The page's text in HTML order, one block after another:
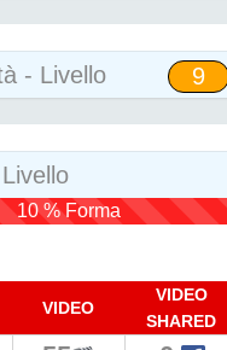
- Livello 9
10 % Forma
VIDEO
VIDEO
SHARED